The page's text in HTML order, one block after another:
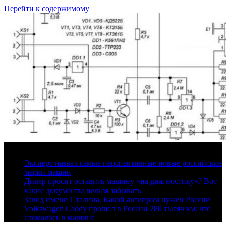
Перейти к содержимому
Эксперт назвал самые перспективные новые российские
марки машин
Дилер просит оставить машину «на диагностику»? Вот
какие документы нельзя забывать
Завод имени Сталина. Какой автопром нужен России
Volkswagen Caddy прошел в России 280 тысяч км: что
сломалось в машине